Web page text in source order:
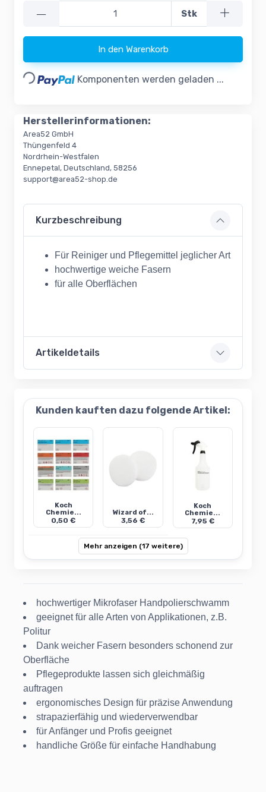
— Stk
In den Warenkorb
Loading... Komponenten werden geladen ...
Herstellerinformationen:
Area52 GmbH
Thüngenfeld 4
Nordrhein-Westfalen
Ennepetal, Deutschland, 58256
support@area52-shop.de
Kurzbeschreibung
Für Reiniger und Pflegemittel jeglicher Art
hochwertige weiche Fasern
für alle Oberflächen
Artikeldetails
Kunden kauften dazu folgende Artikel:
Koch
Chemie...
0,50 €
Wizard of...
3,56 €
Koch
Chemie...
7,95 €
Mehr anzeigen (17 weitere)
hochwertiger Mikrofaser Handpolierschwamm
geeignet für alle Arten von Applikationen, z.B.
Politur
Dank weicher Fasern besonders schonend zur
Oberfläche
Pflegeprodukte lassen sich gleichmäßig
auftragen
ergonomisches Design für präzise Anwendung
strapazierfähig und wiederverwendbar
für Anfänger und Profis geeignet
handliche Größe für einfache Handhabung